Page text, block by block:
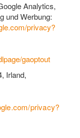
Analytics,
und Werbung:
privacy?
gaoptout
Irland,
privacy?